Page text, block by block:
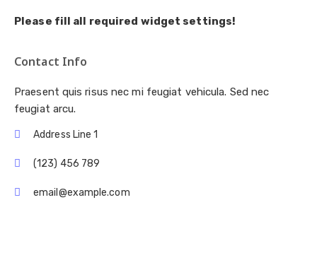
Please fill all required widget settings!
Contact Info
Praesent quis risus nec mi feugiat vehicula. Sed nec
feugiat arcu.
Address Line 1
(123) 456 789
email@example.com